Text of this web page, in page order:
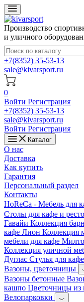
Производство
и уличного
+7(8352) 35-53-13
sale@kivarsport.ru
0
Войти Регистрация
+7(8352) 35-53-13
sale@kivarsport.ru
Войти Регистрация
Каталог
О нас
Доставка
Как купить
Гарантия
Персональный раздел
Контакты
HoReCa - Мебель для
Cтолы для кафе и
Гавайи Коллекция
кафе Лион Коллекция
мебели для кафе
Коллекция уличной
Дуглас Стулья для
Вазоны, цветочницы
Вазоны бетонные
кашпо Цветочницы из
Велопарковки